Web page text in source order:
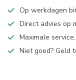
Op werkdagen
Direct advies op
Maximale
Niet goed? Geld